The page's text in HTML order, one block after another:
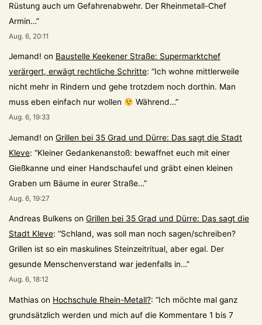
Rüstung auch um Gefahrenabwehr. Der Rheinmetall-Chef
Armin…”
Aug. 6, 20:11
Jemand! on Baustelle Keekener Straße: Supermarktchef
verärgert, erwägt rechtliche Schritte: “Ich wohne mittlerweile
nicht mehr in Rindern und gehe trotzdem noch dorthin. Man
muss eben einfach nur wollen
Während…”
Aug. 6, 19:33
Jemand! on Grillen bei 35 Grad und Dürre: Das sagt die Stadt
Kleve: “Kleiner Gedankenanstoß: bewaffnet euch mit einer
Gießkanne und einer Handschaufel und gräbt einen kleinen
Graben um Bäume in eurer Straße…”
Aug. 6, 19:27
Andreas Bulkens on Grillen bei 35 Grad und Dürre: Das sagt die
Stadt Kleve: “Schland, was soll man noch sagen/schreiben?
Grillen ist so ein maskulines Steinzeitritual, aber egal. Der
gesunde Menschenverstand war jedenfalls in…”
Aug. 6, 18:12
Mathias on Hochschule Rhein-Metall?: “Ich möchte mal ganz
grundsätzlich werden und mich auf die Kommentare 1 bis 7